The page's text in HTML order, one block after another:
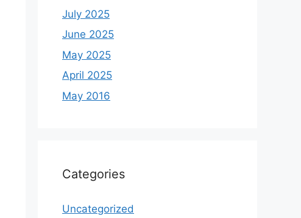
July 2025
June 2025
May 2025
April 2025
May 2016
Categories
Uncategorized